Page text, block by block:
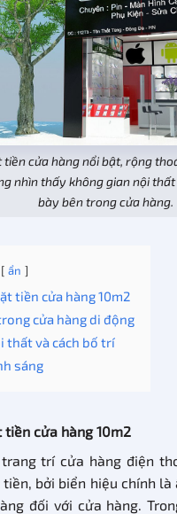
tiền cửa hàng nổi bật, rộng
nhìn thấy không gian nội
bày bên trong cửa hàng.
ẩn
tiền cửa hàng 10m2
cửa hàng di động
thất và cách bố trí
sáng
cửa hàng 10m2
trí cửa hàng điện
bởi biển hiệu chính là
đối với cửa hàng.